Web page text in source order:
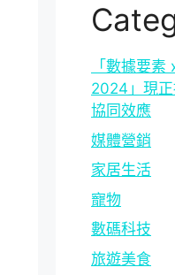
「數據要
2024」現
協同效應
媒體營銷
家居生活
寵物
數碼科技
旅遊美食